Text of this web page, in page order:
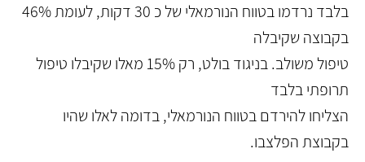
בלבד נרדמו בטווח הנורמאלי של כ 30 דקות, לעומת 46%
בקבוצה שקיבלה
טיפול משולב. בניגוד בולט, רק 15% מאלו שקיבלו טיפול
תרופתי בלבד
הצליחו להירדם בטווח הנורמאלי, בדומה לאלו שהיו
בקבוצת הפלצבו.